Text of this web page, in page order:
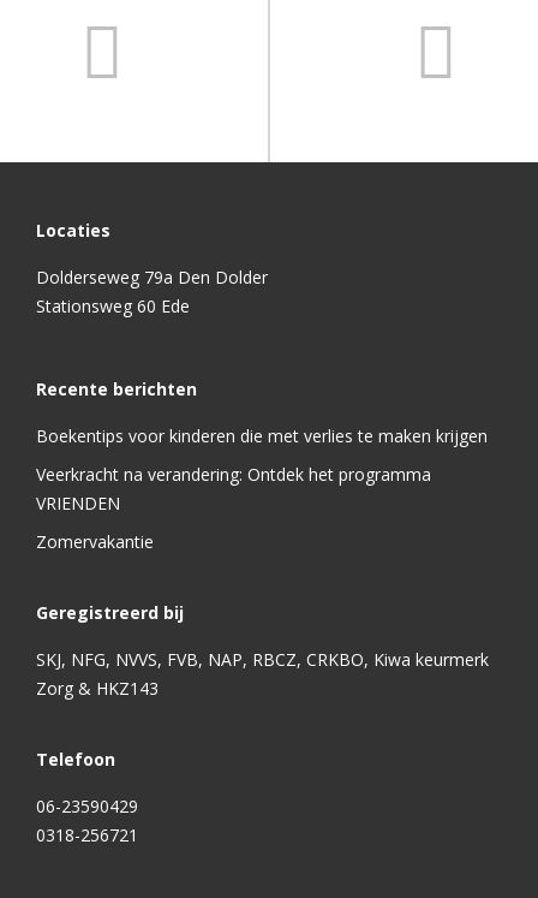
Locaties
Dolderseweg 79a Den Dolder
Stationsweg 60 Ede
Recente berichten
Boekentips voor kinderen die met verlies te maken krijgen
Veerkracht na verandering: Ontdek het programma
VRIENDEN
Zomervakantie
Geregistreerd bij
SKJ, NFG, NVVS, FVB, NAP, RBCZ, CRKBO, Kiwa keurmerk
Zorg & HKZ143
Telefoon
06-23590429
0318-256721